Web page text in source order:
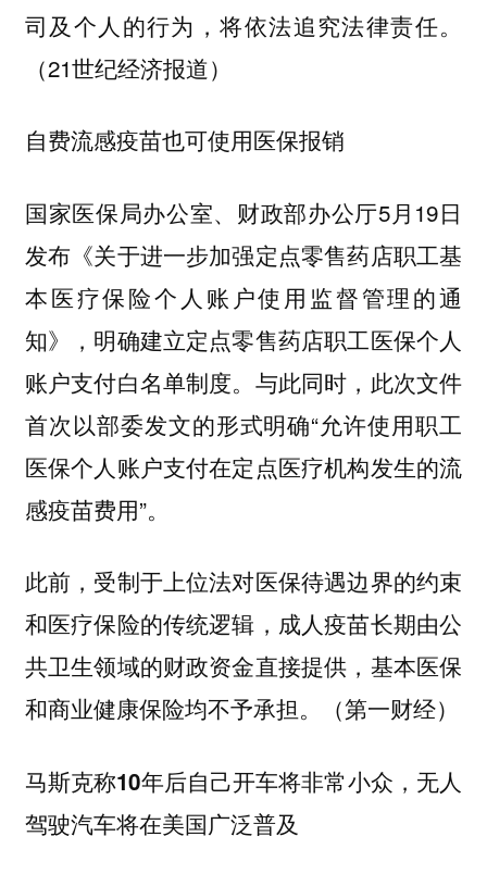
司及个人的行为，将依法追究法律责任。
（21世纪经济报道）
自费流感疫苗也可使用医保报销
国家医保局办公室、财政部办公厅5月19日
发布《关于进一步加强定点零售药店职工基
本医疗保险个人账户使用监督管理的通
知》，明确建立定点零售药店职工医保个人
账户支付白名单制度。与此同时，此次文件
首次以部委发文的形式明确“允许使用职工
医保个人账户支付在定点医疗机构发生的流
感疫苗费用”。
此前，受制于上位法对医保待遇边界的约束
和医疗保险的传统逻辑，成人疫苗长期由公
共卫生领域的财政资金直接提供，基本医保
和商业健康保险均不予承担。（第一财经）
马斯克称10年后自己开车将非常小众，无人
驾驶汽车将在美国广泛普及